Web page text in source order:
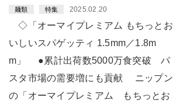
麺類 特集 2025.02.20
◇「オーマイプレミアム もちっとお
いしいスパゲッティ 1.5mm／1.8m
m」 ●累計出荷数5000万食突破 パ
スタ市場の需要増にも貢献 ニップン
の「オーマイプレミアム もちっとお